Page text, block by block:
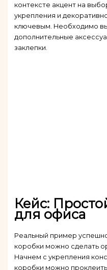
контексте акцент на
укрепления и
ключевым. Необходимо
дополнительные
заклепки.
Кейс:
для офиса
Реальный пример
коробки можно сделать
Начнем с укрепления
коробки можно